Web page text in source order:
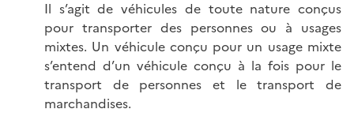
Il s’agit de véhicules de toute nature conçus
pour transporter des personnes ou à usages
mixtes. Un véhicule conçu pour un usage mixte
s’entend d’un véhicule conçu à la fois pour le
transport de personnes et le transport de
marchandises.